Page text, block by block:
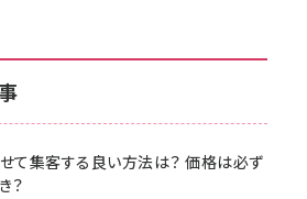
z世代 (1622)
meo (1275)
て集客する良い方法は？ 価格は必ず
？